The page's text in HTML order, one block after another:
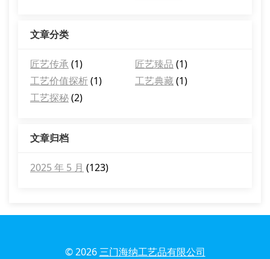
文章分类
匠艺传承 (1) 匠艺臻品 (1)
工艺价值探析(1) 工艺典藏(1)
工艺探秘(2)
文章归档
2025 年 5 月 (123)
© 2026三门海纳工艺品有限公司